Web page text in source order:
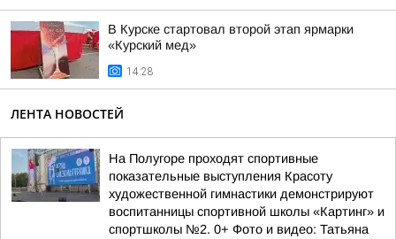
В Курске стартовал второй этап ярмарки
«Курский мед»
14:28
ЛЕНТА НОВОСТЕЙ
На Полугоре проходят спортивные
показательные выступления Красоту
художественной гимнастики демонстрируют
воспитанницы спортивной школы «Картинг» и
спортшколы №2. 0+ Фото и видео: Татьяна